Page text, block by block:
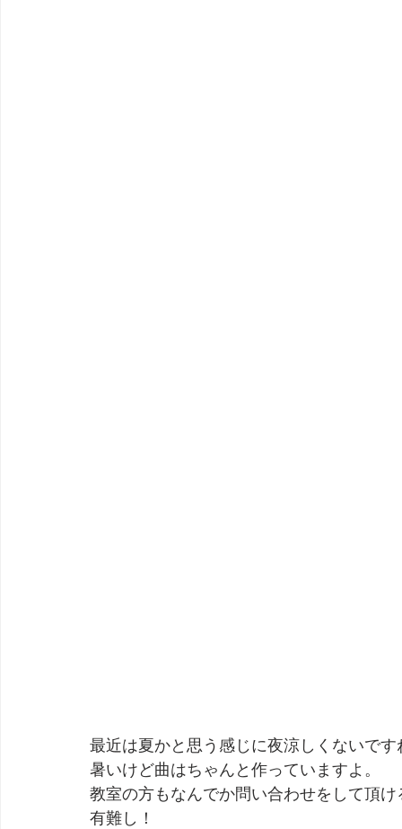
最近は夏かと思う感じに夜涼しくないです
暑いけど曲はちゃんと作っていますよ。
教室の方もなんでか問い合わせをして頂
有難し！